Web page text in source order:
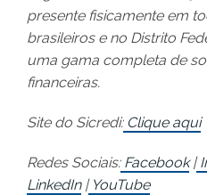
presente fisicamente em
brasileiros e no Distrito
uma gama completa de
financeiras.
Site do Sicredi:Clique aqui
Redes Sociais:Facebook|
LinkedIn|YouTube